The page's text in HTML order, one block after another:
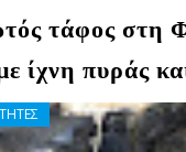
τάφος στη
ίχνη πυράς